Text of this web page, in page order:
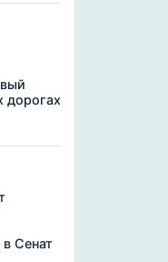
дорогах
в Сенат